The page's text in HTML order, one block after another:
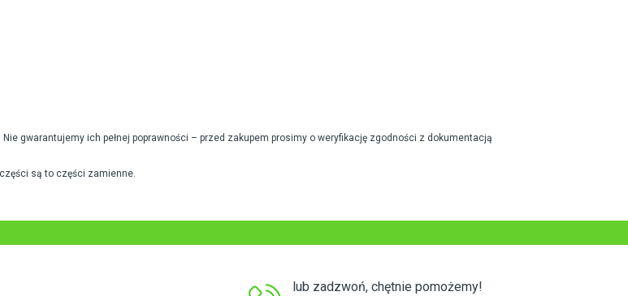
gwarantujemy ich pełnej poprawności – przed zakupem prosimy o weryfikację zgodności z dokumentacją
są to części zamienne.
lub zadzwoń, chętnie pomożemy!